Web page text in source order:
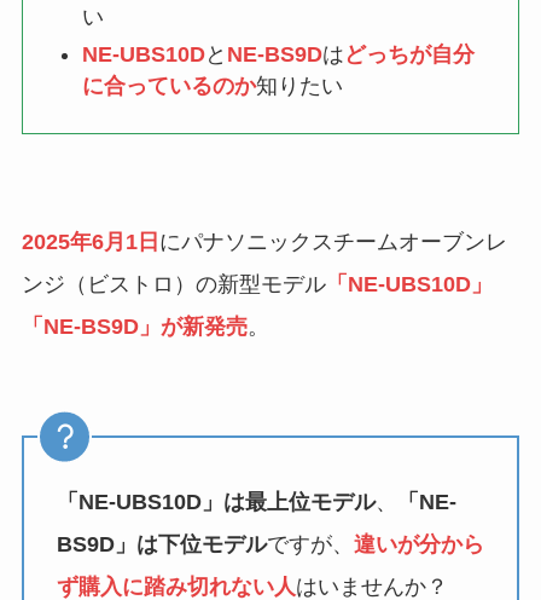
い
NE-UBS10Dと NE-BS9Dは どっちが自分
に合っているのか知りたい
2025年6月1日 にパナソニックスチームオーブンレ
ンジ（ビストロ）の新型モデル「NE-UBS10D」
「NE-BS9D」が新発売。
「NE-UBS10D」は最上位モデル、
「NE-
BS9D」は下位モデルですが、 違いが分から
ず購入に踏み切れない人 はいませんか？